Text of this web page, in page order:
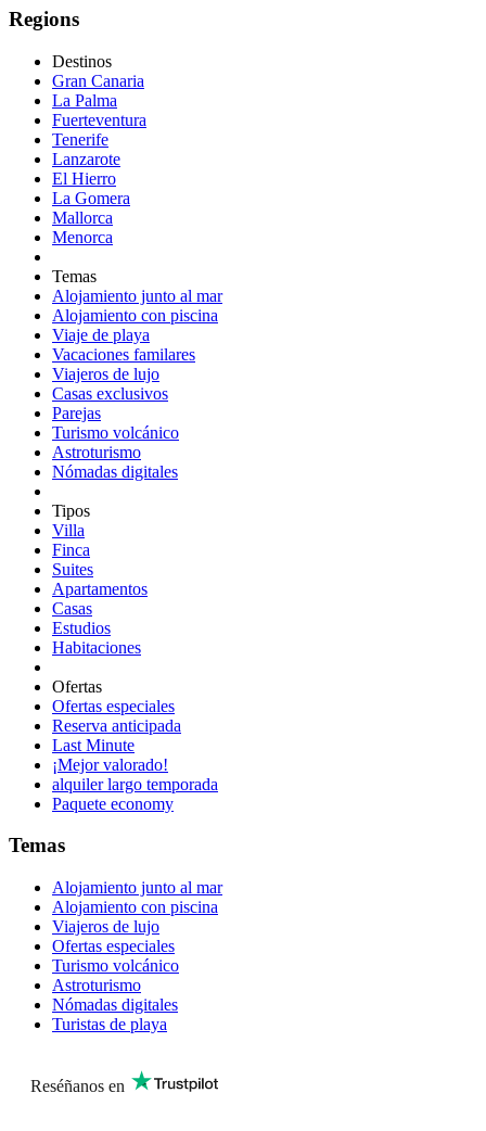
Regions
Destinos
Gran Canaria
La Palma
Fuerteventura
Tenerife
Lanzarote
El Hierro
La Gomera
Mallorca
Menorca
Temas
Alojamiento junto al mar
Alojamiento con piscina
Viaje de playa
Vacaciones familares
Viajeros de lujo
Casas exclusivos
Parejas
Turismo volcánico
Astroturismo
Nómadas digitales
Tipos
Villa
Finca
Suites
Apartamentos
Casas
Estudios
Habitaciones
Ofertas
Ofertas especiales
Reserva anticipada
Last Minute
¡Mejor valorado!
alquiler largo temporada
Paquete economy
Temas
Alojamiento junto al mar
Alojamiento con piscina
Viajeros de lujo
Ofertas especiales
Turismo volcánico
Astroturismo
Nómadas digitales
Turistas de playa
Reséñanos en